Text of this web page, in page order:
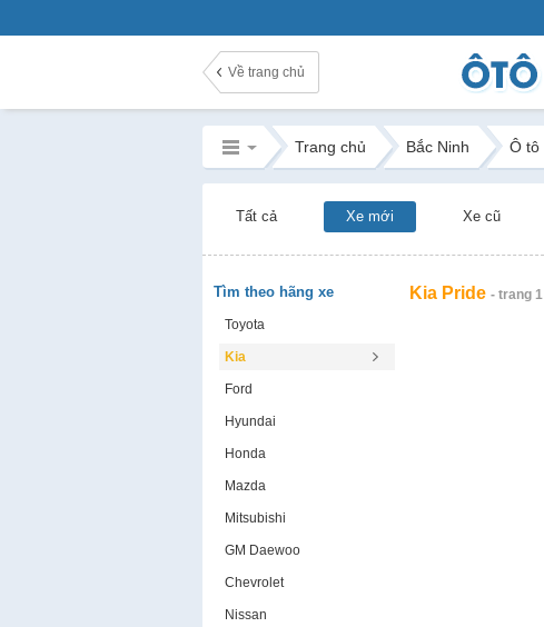
Về trang chủ
Trang chủ Bắc Ninh Ô tô
Tất cả Xe mới Xe cũ
Tìm theo hãng xe
Toyota
Kia
Ford
Hyundai
Honda
Mazda
Mitsubishi
GM Daewoo
Chevrolet
Nissan
Kia Pride - trang 1